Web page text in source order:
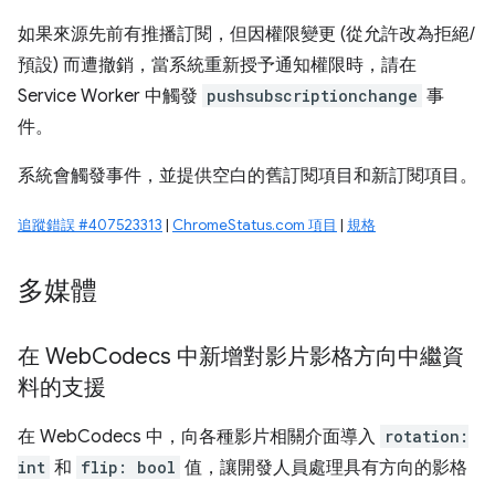
如果來源先前有推播訂閱，但因權限變更 (從允許改為拒絕/
預設) 而遭撤銷，當系統重新授予通知權限時，請在
Service Worker 中觸發 pushsubscriptionchange 事
件。
系統會觸發事件，並提供空白的舊訂閱項目和新訂閱項目。
追蹤錯誤 #407523313 | ChromeStatus.com 項目 | 規格
多媒體
在 WebCodecs 中新增對影片影格方向中繼資
料的支援
在 WebCodecs 中，向各種影片相關介面導入 rotation:
int 和 flip: bool 值，讓開發人員處理具有方向的影格